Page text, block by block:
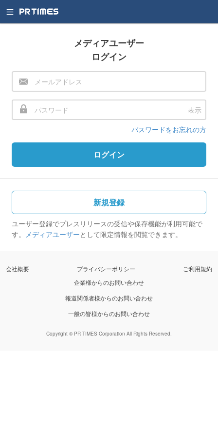
メディアユーザー
ログイン
表示
パスワードをお忘れの方
ログイン
新規登録
ユーザー登録でプレスリリースの受信や保存機能が利用可能で
す。 メディアユーザーとして限定情報を閲覧できます。
会社概要 プライバシーポリシー
ご利用規約
企業様からのお問い合わせ
報道関係者様からのお問い合わせ
一般の皆様からのお問い合わせ
Copyright © PR TIMES Corporation All Rights Reserved.